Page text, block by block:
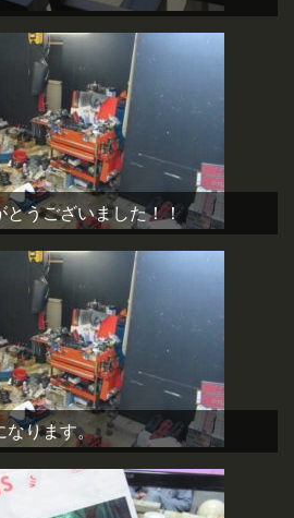
とうございました！！
なります。